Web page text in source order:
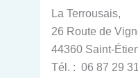
La Terrousais,
26 Route de
44360 Saint-
Tél. : 06 87 29